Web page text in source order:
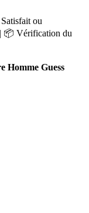
ou
📦 Vérification du
Homme Guess